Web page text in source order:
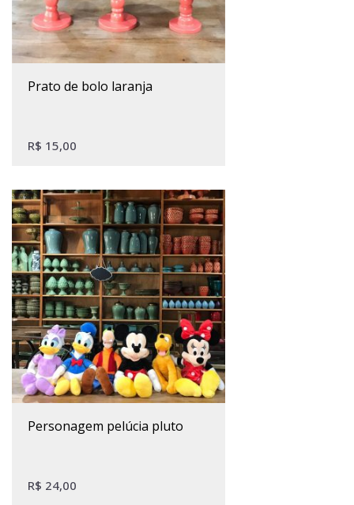
prato de bolo laranja
R$ 15,00
personagem pelúcia pluto
R$ 24,00